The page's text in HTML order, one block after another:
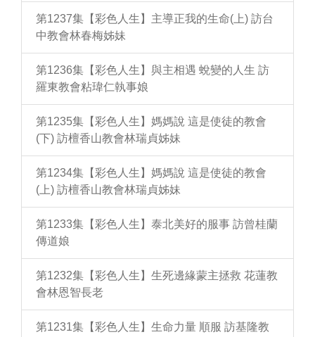
第1237集【彩色人生】主導正我的生命(上) 訪台
中教會林春梅姊妹
第1236集【彩色人生】與主相遇 蛻變的人生 訪
羅東教會粘瑋仁執事娘
第1235集【彩色人生】媽媽說 這是使徒的教會
(下) 訪檀香山教會林瑞貞姊妹
第1234集【彩色人生】媽媽說 這是使徒的教會
(上) 訪檀香山教會林瑞貞姊妹
第1233集【彩色人生】泰北美好的服事 訪曾桂蘭
傳道娘
第1232集【彩色人生】生死邊緣蒙主拯救 花蓮教
會林恩智長老
第1231集【彩色人生】生命力量 順服 訪基隆教